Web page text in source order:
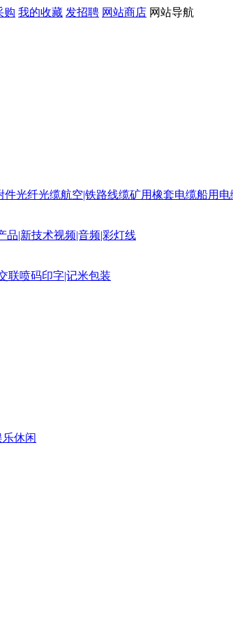
购 我的收藏 发招聘 网站商店 网站导航
件光纤光缆航空|铁路线缆矿用橡套电缆船用电
品|新技术视频|音频|彩灯线
联喷码印字|记米包装
乐休闲